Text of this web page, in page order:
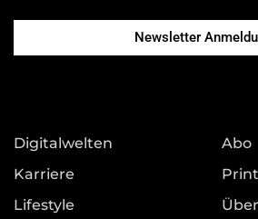
Newsletter
Digitalwelten
Karriere
Lifestyle
Abo
Print